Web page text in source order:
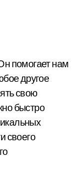
другое
свою
быстро
своего